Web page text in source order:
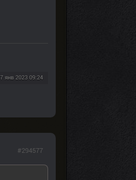
янв 2023 09:24
#294577